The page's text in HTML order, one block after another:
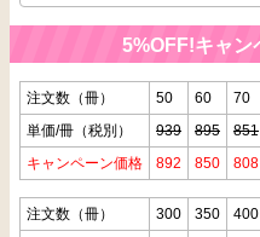
5%OFF!キャン
注文数（冊） 50 60 70
単価/冊（税別）
939 895 851
キャンペーン価格
892 850 808
注文数（冊） 300 350 400